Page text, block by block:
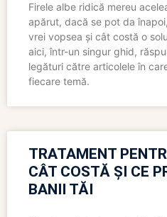
Firele albe ridică mereu
apărut, dacă se pot da
vrei vopsea și cât costă o
aici, într-un singur ghid,
legături către articolele în
fiecare temă.
TRATAMENT
CÂT COSTĂ ȘI CE
BANII TĂI